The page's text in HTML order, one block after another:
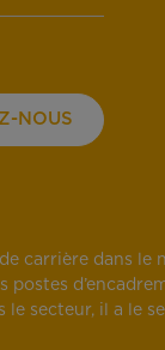
NOUS
carrière dans
secteur, il a le